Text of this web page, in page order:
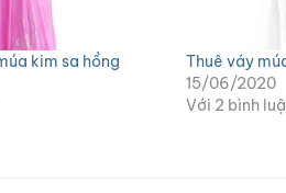
kim sa hồng
Thuê váy
15/06/2020
Với 2 bình